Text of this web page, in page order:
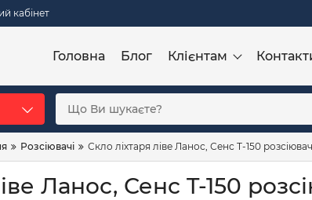
кабінет
Головна Блог Клієнтам
Розсіювачі Скло ліхтаря ліве Ланос, Сенс T-150
Ланос, Сенс T-150